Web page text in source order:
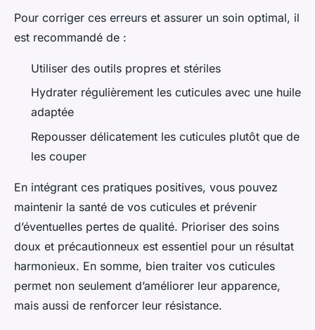
Pour corriger ces erreurs et assurer un soin optimal, il
est recommandé de :
Utiliser des outils propres et stériles
Hydrater régulièrement les cuticules avec une huile
adaptée
Repousser délicatement les cuticules plutôt que de
les couper
En intégrant ces pratiques positives, vous pouvez
maintenir la santé de vos cuticules et prévenir
d’éventuelles pertes de qualité. Prioriser des soins
doux et précautionneux est essentiel pour un résultat
harmonieux. En somme, bien traiter vos cuticules
permet non seulement d’améliorer leur apparence,
mais aussi de renforcer leur résistance.